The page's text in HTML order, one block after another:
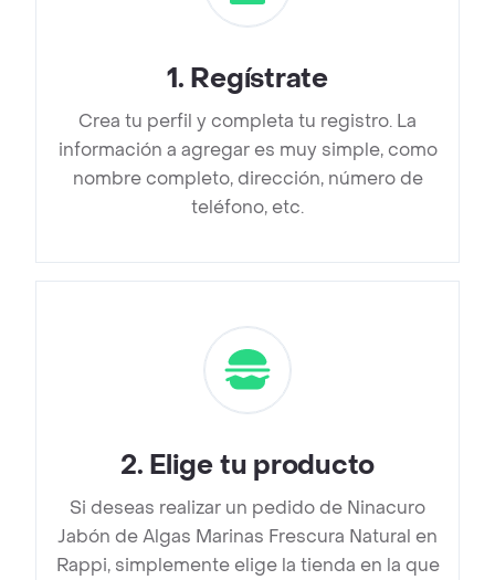
1. Regístrate
Crea tu perfil y completa tu registro. La
información a agregar es muy simple, como
nombre completo, dirección, número de
teléfono, etc.
2. Elige tu producto
Si deseas realizar un pedido de Ninacuro
Jabón de Algas Marinas Frescura Natural en
Rappi, simplemente elige la tienda en la que